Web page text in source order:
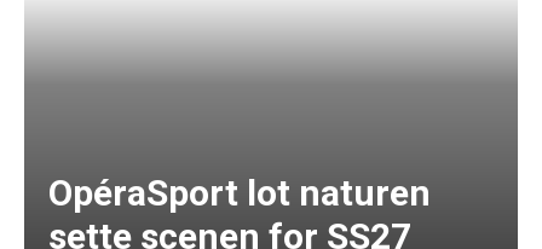
OpéraSport lot naturen
sette scenen for SS27